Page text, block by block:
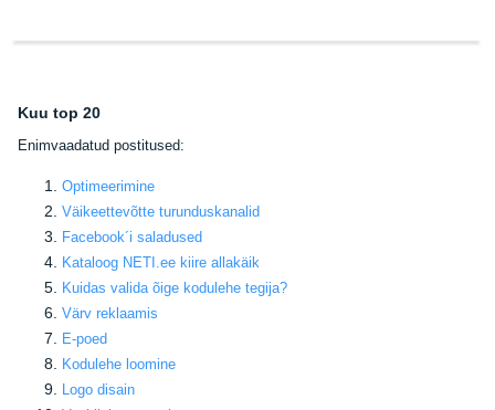
Kuu top 20
Enimvaadatud postitused:
Optimeerimine
Väikeettevõtte turunduskanalid
Facebook´i saladused
Kataloog NETI.ee kiire allakäik
Kuidas valida õige kodulehe tegija?
Värv reklaamis
E-poed
Kodulehe loomine
Logo disain